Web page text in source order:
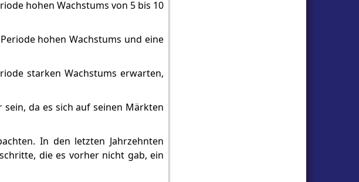
hohen Wachstums von 5 bis 10
hohen Wachstums und eine
starken Wachstums erwarten,
da es sich auf seinen Märkten
In den letzten Jahrzehnten
die es vorher nicht gab, ein